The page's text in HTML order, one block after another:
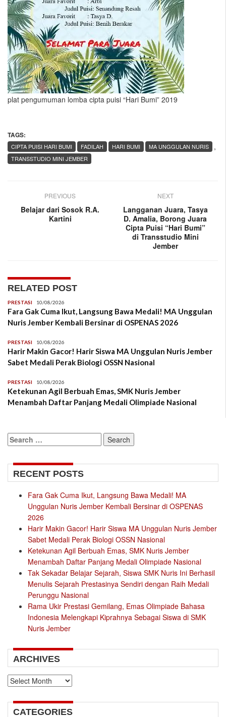
plat pengumuman lomba cipta puisi “Hari Bumi” 2019
TAGS:
,
CIPTA PUISI HARI BUMI FADILAH HARI BUMI
MA UNGGULAN NURIS
TRANSSTUDIO MINI JEMBER
PREVIOUS
Belajar dari Sosok R.A.
Kartini
NEXT
Langganan Juara, Tasya
D. Amalia, Borong Juara
Cipta Puisi “Hari Bumi”
di Transstudio Mini
Jember
RELATED POST
PRESTASI 10/08/2026
Fara Gak Cuma Ikut, Langsung Bawa Medali! MA Unggulan
Nuris Jember Kembali Bersinar di OSPENAS 2026
PRESTASI 10/08/2026
Harir Makin Gacor! Harir Siswa MA Unggulan Nuris Jember
Sabet Medali Perak Biologi OSSN Nasional
PRESTASI 10/08/2026
Ketekunan Agil Berbuah Emas, SMK Nuris Jember
Menambah Daftar Panjang Medali Olimpiade Nasional
Search
for:
RECENT POSTS
Fara Gak Cuma Ikut, Langsung Bawa Medali! MA
Unggulan Nuris Jember Kembali Bersinar di OSPENAS
2026
Harir Makin Gacor! Harir Siswa MA Unggulan Nuris Jember
Sabet Medali Perak Biologi OSSN Nasional
Ketekunan Agil Berbuah Emas, SMK Nuris Jember
Menambah Daftar Panjang Medali Olimpiade Nasional
Tak Sekadar Belajar Sejarah, Siswa SMK Nuris Ini Berhasil
Menulis Sejarah Prestasinya Sendiri dengan Raih Medali
Perunggu Nasional
Rama Ukir Prestasi Gemilang, Emas Olimpiade Bahasa
Indonesia Melengkapi Kiprahnya Sebagai Siswa di SMK
Nuris Jember
ARCHIVES
Archives
CATEGORIES